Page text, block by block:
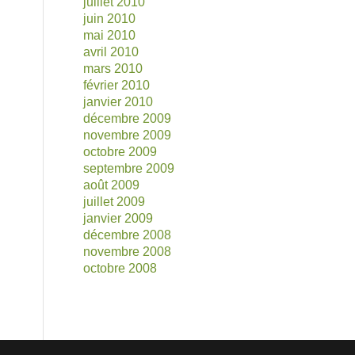
juin 2010
mai 2010
avril 2010
mars 2010
février 2010
janvier 2010
décembre 2009
novembre 2009
octobre 2009
septembre 2009
août 2009
juillet 2009
janvier 2009
décembre 2008
novembre 2008
octobre 2008